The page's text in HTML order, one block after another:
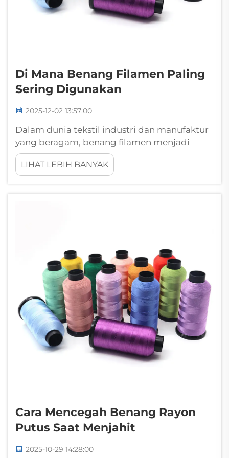
Di Mana Benang Filamen Paling
Sering Digunakan
2025-12-02 13:57:00
Dalam dunia tekstil industri dan manufaktur
yang beragam, benang filamen menjadi
salah satu komponen paling serbaguna dan
penting dalam berbagai aplikasi. Serat
sintetis kontinu ini, biasanya terbuat dari
LIHAT LEBIH BANYAK
Cara Mencegah Benang Rayon
Putus Saat Menjahit
2025-10-29 14:28:00